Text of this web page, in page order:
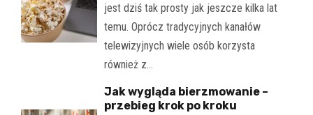
jest dziś tak prosty jak jeszcze kilka lat
temu. Oprócz tradycyjnych kanałów
telewizyjnych wiele osób korzysta
również z…
Jak wygląda bierzmowanie –
przebieg krok po kroku